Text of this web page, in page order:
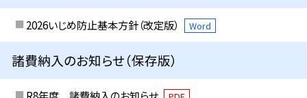
2026いじめ防止基本方針（改定版） Word
諸費納入のお知らせ（保存版）
R8年度 諸費納入のお知らせ